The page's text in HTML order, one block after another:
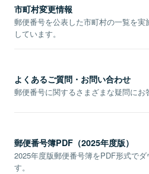
市町村変更情報
郵便番号を公表した市町村の一覧を
しています。
よくあるご質問・お問い合わせ
郵便番号に関するさまざまな疑問にお
郵便番号簿PDF（2025年度版）
2025年度版郵便番号簿をPDF形式でダ
す。